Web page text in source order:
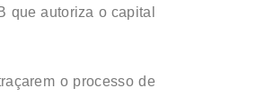
que autoriza o capital
o processo de